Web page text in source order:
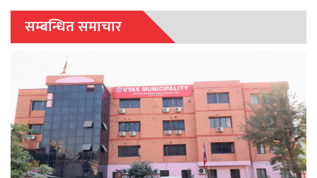
सम्बन्धित समाचार